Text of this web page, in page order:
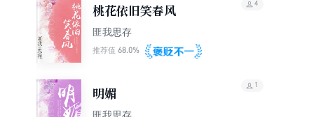
桃花依旧笑春风
匪我思存
推荐值 68.0%
4
明媚
匪我思存
1